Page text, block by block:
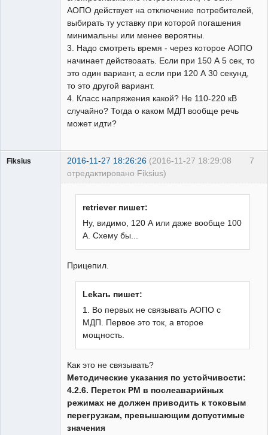
АОПО действует на отключение потребителей,
выбирать ту уставку при которой погашения
минимальны или менее вероятны.
3. Надо смотреть время - через которое АОПО
начинает действоаать. Если при 150 А 5 сек, то
это один вариант, а если при 120 А 30 секунд,
то это другой вариант.
4. Класс напряжения какой? Не 110-220 кВ
случайно? Тогда о каком МДП вообще речь
может идти?
7
Fiksius 2016-11-27 18:26:26 (2016-11-27 18:29:08
отредактировано Fiksius)
retriever пишет:
Ну, видимо, 120 А или даже вообще 100
А. Схему бы...
Прицепил.
Lekarь пишет:
1. Во первых не связывать АОПО с
МДП. Первое это ток, а второе
мощность.
Как это не связывать?
Методические указания по устойчивости:
4.2.6. Переток РМ в послеаварийных
режимах не должен приводить к токовым
перегрузкам, превышающим допустимые
значения